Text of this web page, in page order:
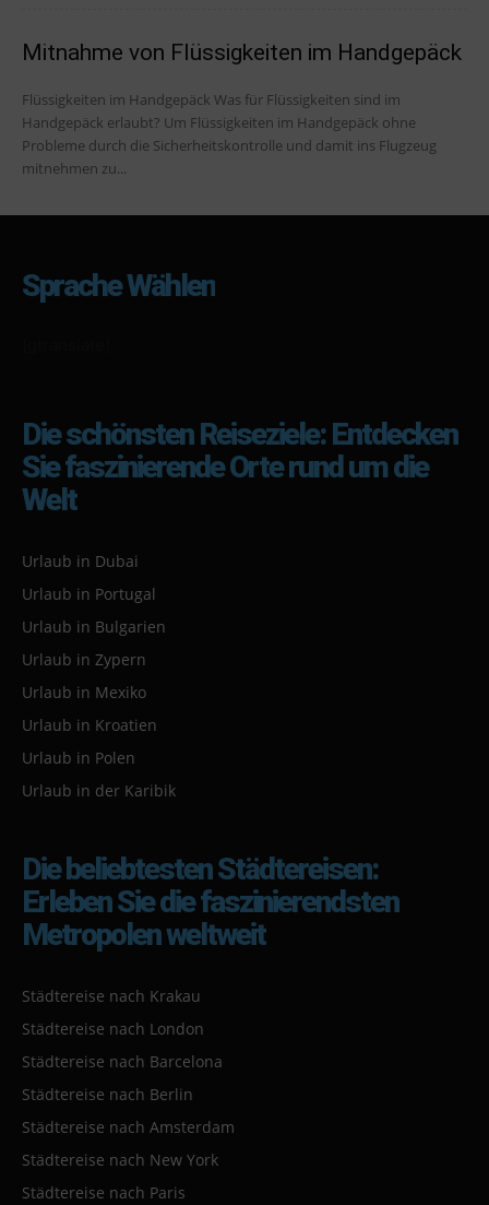
Mitnahme von Flüssigkeiten im Handgepäck
Flüssigkeiten im Handgepäck Was für Flüssigkeiten sind im
Handgepäck erlaubt? Um Flüssigkeiten im Handgepäck ohne
Probleme durch die Sicherheitskontrolle und damit ins Flugzeug
mitnehmen zu...
Sprache Wählen
Die schönsten Reiseziele: Entdecken
Sie faszinierende Orte rund um die
Welt
Urlaub in Dubai
Urlaub in Portugal
Urlaub in Bulgarien
Urlaub in Zypern
Urlaub in Mexiko
Urlaub in Kroatien
Urlaub in Polen
Urlaub in der Karibik
Die beliebtesten Städtereisen:
Erleben Sie die faszinierendsten
Metropolen weltweit
Städtereise nach Krakau
Städtereise nach London
Städtereise nach Barcelona
Städtereise nach Berlin
Städtereise nach Amsterdam
Städtereise nach New York
Städtereise nach Paris